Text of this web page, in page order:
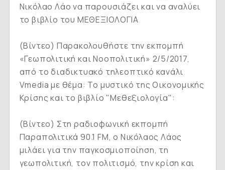
Νικόλαο Λάο να παρουσιάζει και να αναλύει
το βιβλίο του ΜΕΘΕΞΙΟΛΟΓΙΑ
(Βίντεο) Παρακολουθήστε την εκπομπή
«Γεωπολιτική και Νοοπολιτική» 2/5/2017,
από το διαδικτυακό τηλεοπτικό κανάλι
Vmedia με θέμα: Το μυστικό της Οικονομικής
Κρίσης και το βιβλίο "Μεθεξιολογία":
(Βίντεο) Στη ραδιοφωνική εκπομπή
Παραπολιτικά 90.1 FM, o Νικόλαος Λάος
μιλάει για την παγκοσμιοποίηση, τη
γεωπολιτική, τον πολιτισμό, την κρίση και